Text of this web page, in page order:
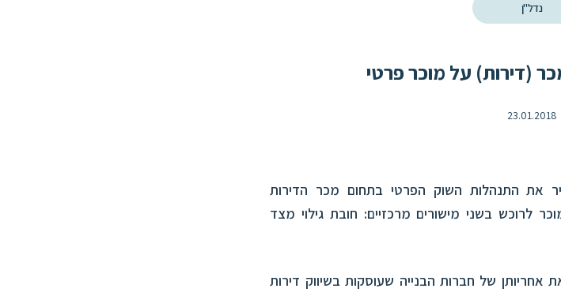
נדל"ן
(דירות) על מוכר פרטי
23.01.2018
(דירות), התשל"ג-1973 מסדיר את התנהלות השוק הפרטי בתחום מכר הדירות
לרוכש בשני מישורים מרכזיים: חובת גילוי מצד
של חברות הבנייה שעוסקות בשיווק דירות